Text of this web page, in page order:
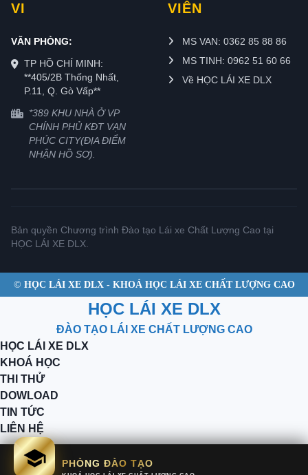
VI
VĂN PHÒNG:
TP HỒ CHÍ MINH:
**405/2B Thống Nhất,
P.11, Q. Gò Vấp**
*389 KHU NHÀ Ở VP
CHÍNH PHỦ KĐT VẠN
PHÚC CITY(ĐỊA ĐIỂM
NHẬN HỒ SƠ).
VIÊN
MS VAN: 0362 85 88 86
MS TINH: 0962 51 60 66
Về HỌC LÁI XE DLX
Bản quyền Chương trình Đào tạo Lái xe Chất Lượng Cao tại
HỌC LÁI XE DLX.
© HỌC LÁI XE DLX - KHOÁ HỌC LÁI XE CHẤT LƯỢNG CAO
HỌC LÁI XE DLX
ĐÀO TẠO LÁI XE CHẤT LƯỢNG CAO
HỌC LÁI XE DLX
KHOÁ HỌC
THI THỬ
DOWLOAD
TIN TỨC
LIÊN HỆ
PHÒNG ĐÀO TẠO